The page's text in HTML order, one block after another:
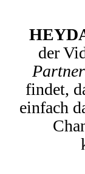
der
findet,
einfach